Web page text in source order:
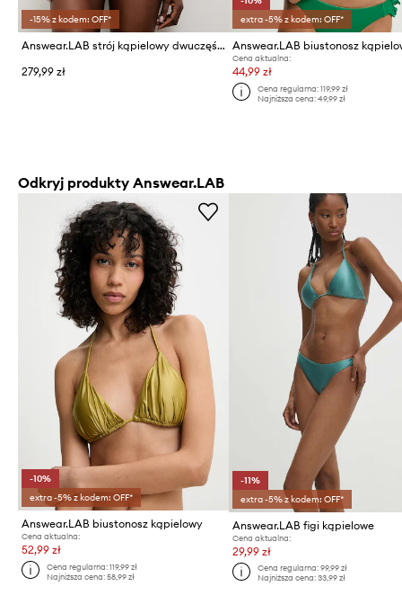
-15% z kodem: OFF*
Answear.LAB strój kąpielowy dwuczęściowy damski
279,99 zł
extra -5% z kodem: OFF*
Answear.LAB biustonosz
Cena aktualna:
44,99 zł
Cena regularna: 119,99 zł
Najniższa cena: 49,99 zł
Odkryj produkty Answear.LAB
-10%
extra -5% z kodem: OFF*
Answear.LAB biustonosz kąpielowy
Cena aktualna:
52,99 zł
Cena regularna:119,99 zł
Najniższa cena:58,99 zł
-11%
extra -5% z kodem: OFF*
Answear.LAB figi kąpielowe
Cena aktualna:
29,99 zł
Cena regularna: 99,99 zł
Najniższa cena: 33,99 zł